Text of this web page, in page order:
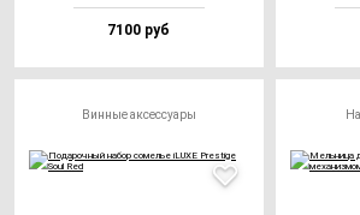
7100 руб
Винные аксессуары